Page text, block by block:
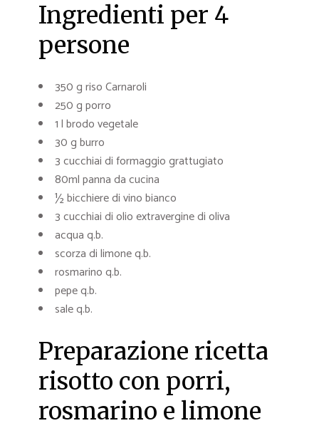
Ingredienti per 4
persone
350 g riso Carnaroli
250 g porro
1 l brodo vegetale
30 g burro
3 cucchiai di formaggio grattugiato
80ml panna da cucina
½ bicchiere di vino bianco
3 cucchiai di olio extravergine di oliva
acqua q.b.
scorza di limone q.b.
rosmarino q.b.
pepe q.b.
sale q.b.
Preparazione ricetta
risotto con porri,
rosmarino e limone